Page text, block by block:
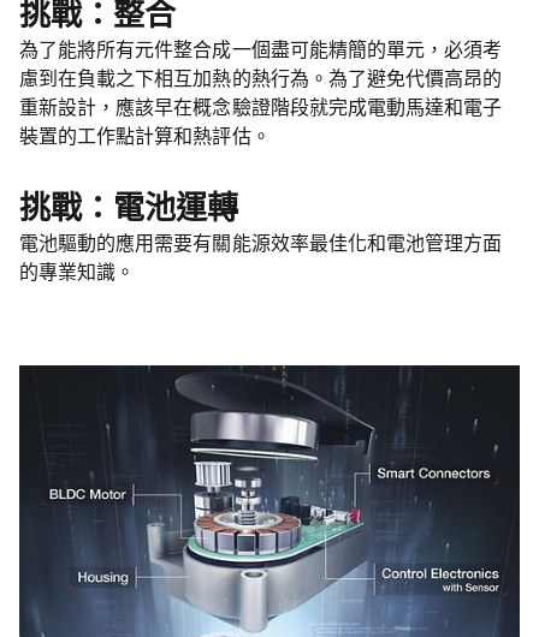
挑戰：整合
為了能將所有元件整合成一個盡可能精簡的單元，必須考
慮到在負載之下相互加熱的熱行為。為了避免代價高昂的
重新設計，應該早在概念驗證階段就完成電動馬達和電子
裝置的工作點計算和熱評估。
挑戰：電池運轉
電池驅動的應用需要有關能源效率最佳化和電池管理方面
的專業知識。